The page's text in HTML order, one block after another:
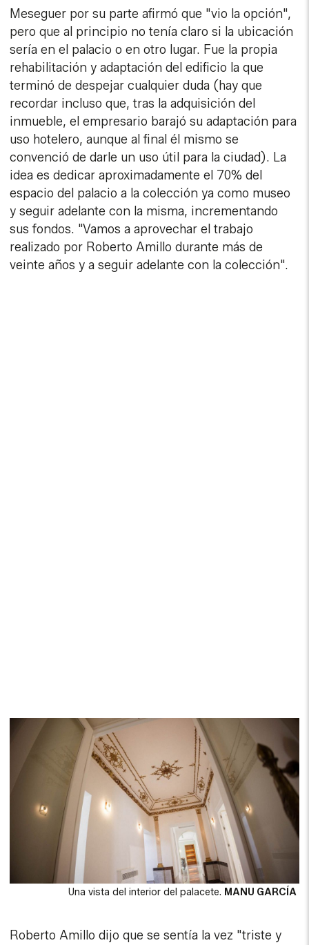
Meseguer por su parte afirmó que "vio la opción",
pero que al principio no tenía claro si la ubicación
sería en el palacio o en otro lugar. Fue la propia
rehabilitación y adaptación del edificio la que
terminó de despejar cualquier duda (hay que
recordar incluso que, tras la adquisición del
inmueble, el empresario barajó su adaptación para
uso hotelero, aunque al final él mismo se
convenció de darle un uso útil para la ciudad). La
idea es dedicar aproximadamente el 70% del
espacio del palacio a la colección ya como museo
y seguir adelante con la misma, incrementando
sus fondos. "Vamos a aprovechar el trabajo
realizado por Roberto Amillo durante más de
veinte años y a seguir adelante con la colección".
Una vista del interior del palacete. MANU GARCÍA
Roberto Amillo dijo que se sentía la vez "triste y